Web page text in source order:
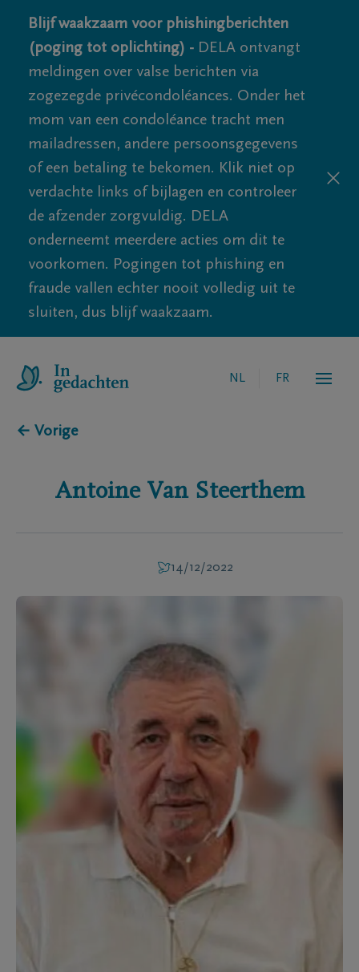
Blijf waakzaam voor phishingberichten
(poging tot oplichting) - DELA ontvangt
meldingen over valse berichten via
zogezegde privécondoléances. Onder het
mom van een condoléance tracht men
mailadressen, andere persoonsgegevens
of een betaling te bekomen. Klik niet op
verdachte links of bijlagen en controleer
de afzender zorgvuldig. DELA
onderneemt meerdere acties om dit te
voorkomen. Pogingen tot phishing en
fraude vallen echter nooit volledig uit te
sluiten, dus blijf waakzaam.
NL FR
← Vorige
Antoine Van Steerthem
14/12/2022